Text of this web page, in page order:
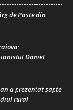
de Paște din
Daniel
a prezentat șapte
rural